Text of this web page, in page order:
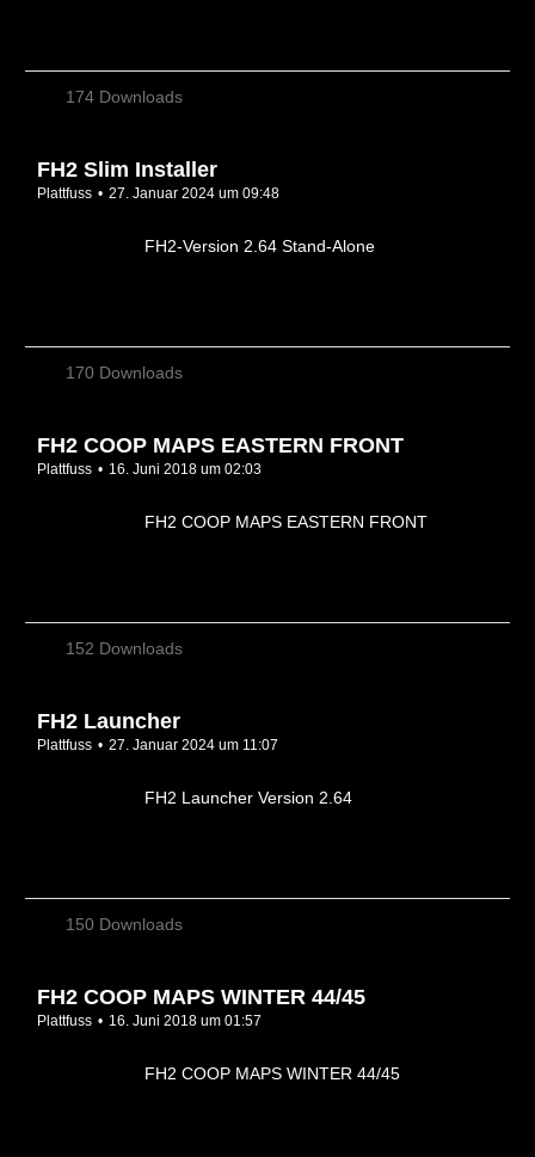
174 Downloads
FH2 Slim Installer
Plattfuss 27. Januar 2024 um 09:48
FH2-Version 2.64 Stand-Alone
170 Downloads
FH2 COOP MAPS EASTERN FRONT
Plattfuss 16. Juni 2018 um 02:03
FH2 COOP MAPS EASTERN FRONT
152 Downloads
FH2 Launcher
Plattfuss 27. Januar 2024 um 11:07
FH2 Launcher Version 2.64
150 Downloads
FH2 COOP MAPS WINTER 44/45
Plattfuss 16. Juni 2018 um 01:57
FH2 COOP MAPS WINTER 44/45